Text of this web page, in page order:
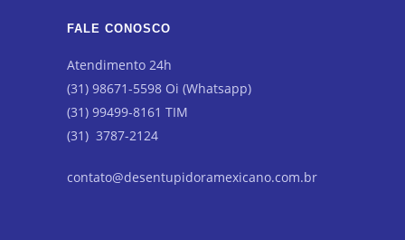
FALE CONOSCO
Atendimento 24h
(31) 98671-5598 Oi (Whatsapp)
(31) 99499-8161 TIM
(31) 3787-2124
contato@desentupidoramexicano.com.br